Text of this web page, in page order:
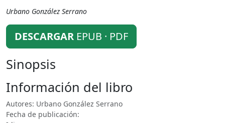
Urbano González Serrano
DESCARGAR EPUB · PDF
Sinopsis
Información del libro
Autores: Urbano González Serrano
Fecha de publicación: